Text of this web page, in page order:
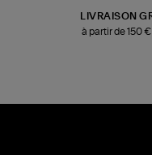
LIVRAISON
à partir de 150